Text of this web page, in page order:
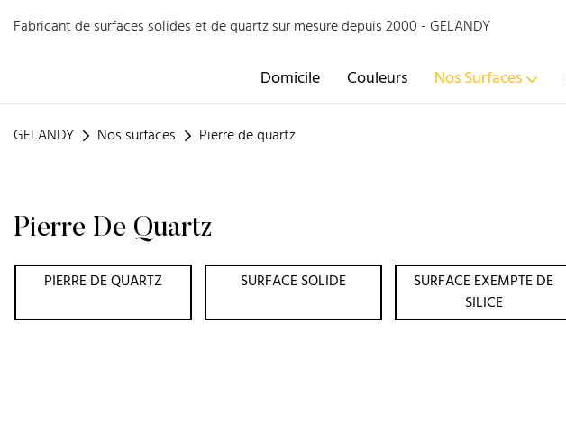
Fabricant de surfaces solides et de quartz sur mesure depuis 2000 - GELANDY
Domicile Couleurs Nos Surfaces
GELANDY Nos surfaces Pierre de quartz
Pierre De Quartz
PIERRE DE QUARTZ SURFACE SOLIDE
SURFACE EXEMPTE DE
SILICE